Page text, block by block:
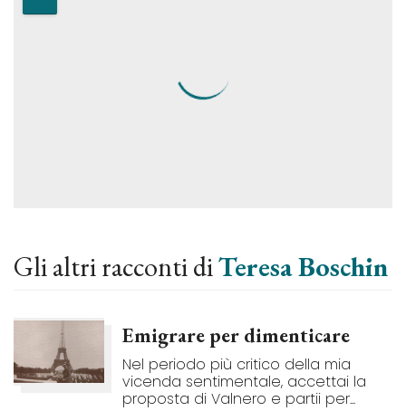
Gli altri racconti diTeresa Boschin
Emigrare per dimenticare
Nel periodo più critico della mia
vicenda sentimentale, accettai la
proposta di Valnero e partii per...